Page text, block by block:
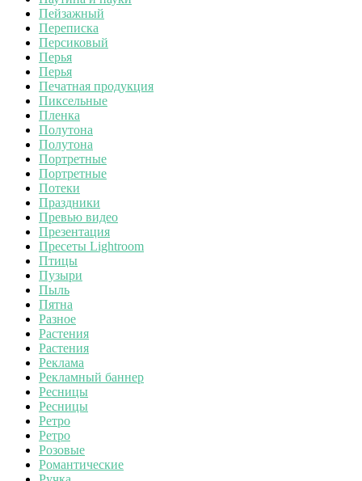
Пейзажный
Переписка
Персиковый
Перья
Перья
Печатная продукция
Пиксельные
Пленка
Полутона
Полутона
Портретные
Портретные
Потеки
Праздники
Превью видео
Презентация
Пресеты Lightroom
Птицы
Пузыри
Пыль
Пятна
Разное
Растения
Растения
Реклама
Рекламный баннер
Ресницы
Ресницы
Ретро
Ретро
Розовые
Романтические